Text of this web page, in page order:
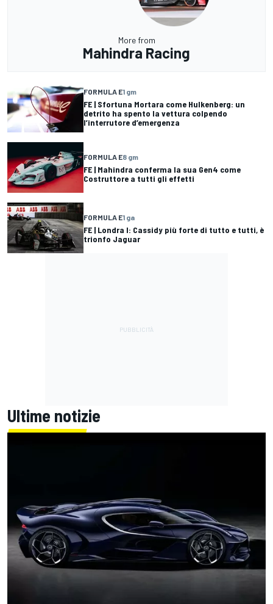
More from
Mahindra Racing
FORMULA E1 gm
FE | Sfortuna Mortara come Hulkenberg: un
detrito ha spento la vettura colpendo
l’interrutore d’emergenza
FORMULA E8 gm
FE | Mahindra conferma la sua Gen4 come
Costruttore a tutti gli effetti
FORMULA E1 ga
FE | Londra I: Cassidy più forte di tutto e tutti, è
trionfo Jaguar
Ultime notizie